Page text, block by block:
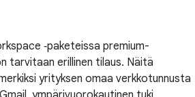
‑paketeissa premium-
tarvitaan erillinen tilaus. Näitä
yrityksen omaa verkkotunnusta